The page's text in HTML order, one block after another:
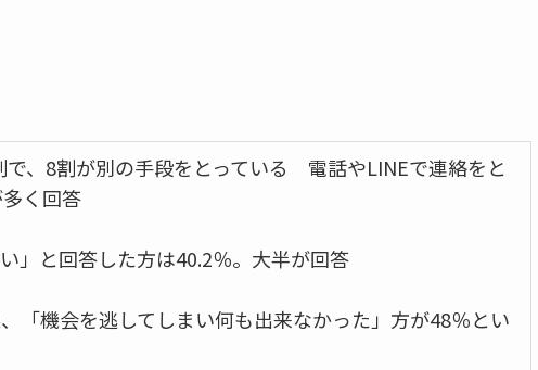
、8割が別の手段をとっている 電話やLINEで連絡をと
く回答
」と回答した方は40.2％。大半が回答
「機会を逃してしまい何も出来なかった」方が48％とい